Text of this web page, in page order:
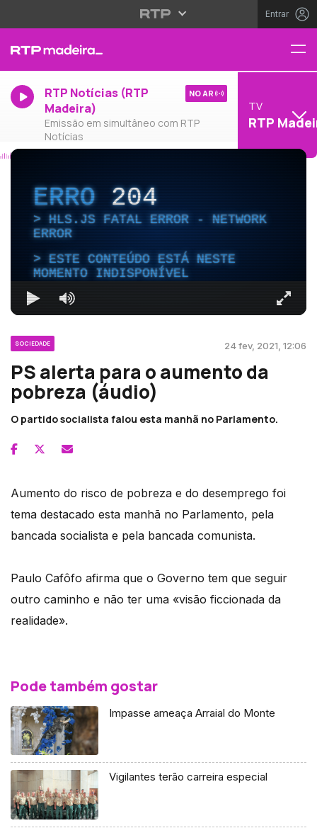
Entrar
RTP Notícias (RTP
Madeira)
Emissão em simultâneo com RTP
Notícias
NO AR
TV
RTP
ERRO204
HLS.JS FATAL ERROR - NETWORK
ERROR
ESTE CONTEÚDO ESTÁ NESTE
MOMENTO INDISPONÍVEL
SOCIEDADE 24 fev, 2021, 12:06
PS alerta para o aumento da
pobreza (áudio)
O partido socialista falou esta manhã no Parlamento.
Aumento do risco de pobreza e do desemprego foi
tema destacado esta manhã no Parlamento, pela
bancada socialista e pela bancada comunista.
Paulo Cafôfo afirma que o Governo tem que seguir
outro caminho e não ter uma «visão ficcionada da
realidade».
Pode também gostar
Impasse ameaça Arraial do Monte
Vigilantes terão carreira especial